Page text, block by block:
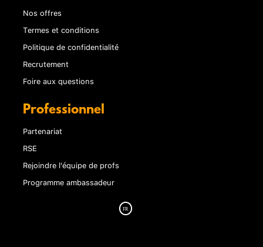
Nos offres
Termes et conditions
Politique de confidentialité
Recrutement
Foire aux questions
Professionnel
Partenariat
RSE
Rejoindre l'équipe de profs
Programme ambassadeur